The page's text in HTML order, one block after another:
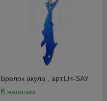
Брелок акула , арт.LH-SAY
В наличии